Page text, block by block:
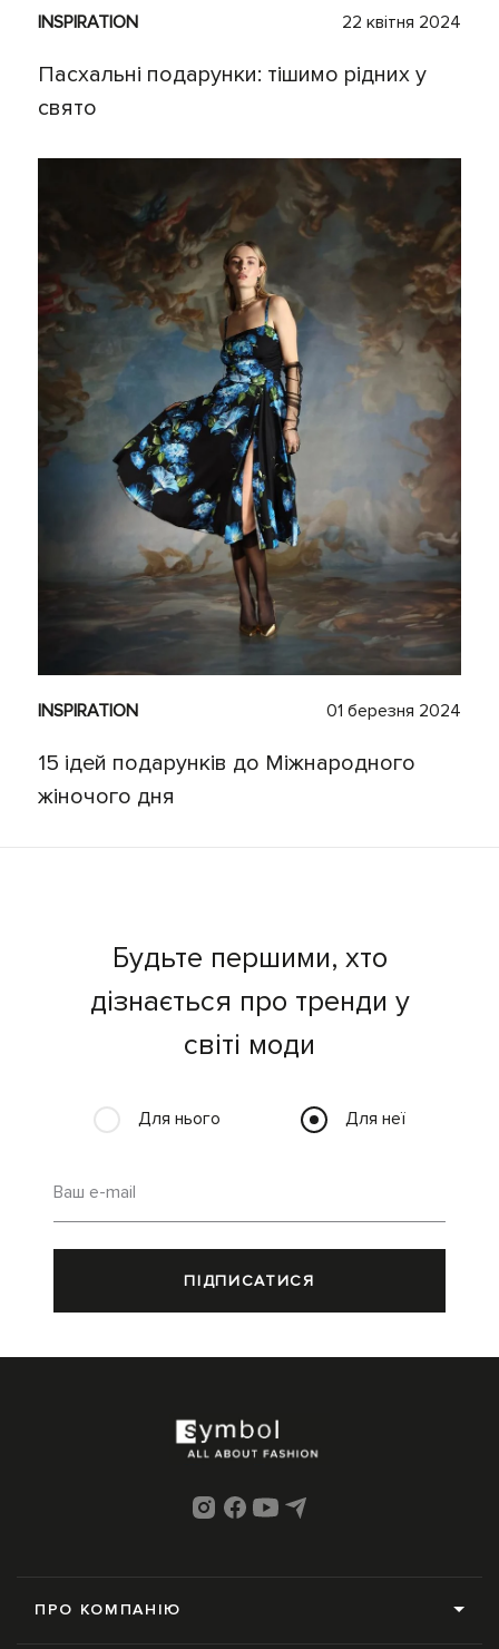
INSPIRATION 22 квітня 2024
Пасхальні подарунки: тішимо рідних у
свято
INSPIRATION 01 березня 2024
15 ідей подарунків до Міжнародного
жіночого дня
Будьте першими, хто
дізнається про тренди у
світі моди
Для нього Для неї
Ваш e-mail
ПІДПИСАТИСЯ
ПРО КОМПАНІЮ